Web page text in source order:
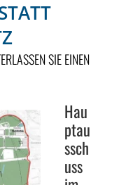
SIE EINEN
Hau
ptau
ssch
uss